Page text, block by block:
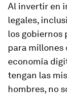
Al invertir en
legales,
los gobiernos
para millones
economía
tengan las
hombres, no